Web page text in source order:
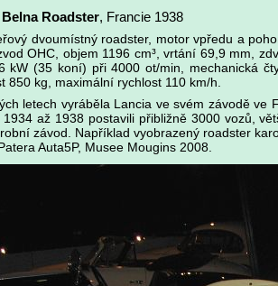
Roadster, Francie 1938
dvoumístný roadster, motor vpředu a
OHC, objem 1196 cm³, vrtání 69,9 mm,
kW (35 koní) při 4000 ot/min, mechanická
850 kg, maximální rychlost 110 km/h.
letech vyráběla Lancia ve svém závodě ve
až 1938 postavili přibližně 3000 vozů,
závod. Například vyobrazený roadster
Auta5P, Musee Mougins 2008.